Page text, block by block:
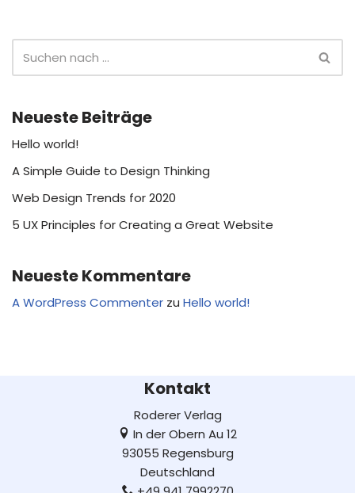
Neueste Beiträge
Hello world!
A Simple Guide to Design Thinking
Web Design Trends for 2020
5 UX Principles for Creating a Great Website
Neueste Kommentare
A WordPress Commenter zu Hello world!
Kontakt
Roderer Verlag
In der Obern Au 12
93055 Regensburg
Deutschland